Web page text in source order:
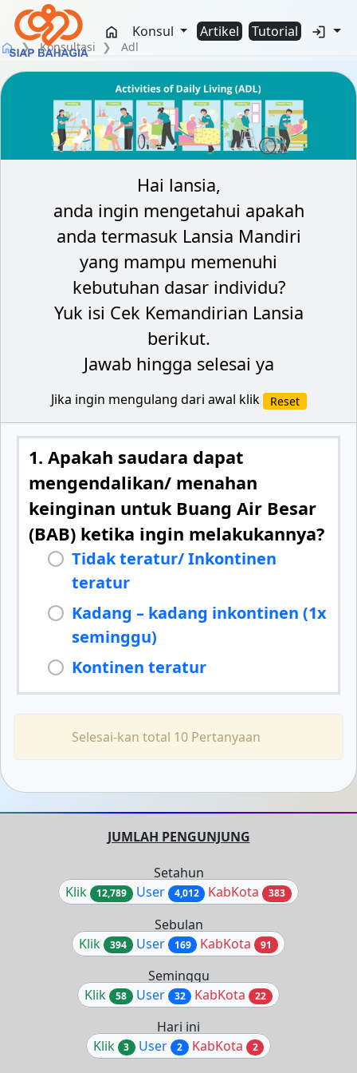
home Konsul Artikel Tutorial login
home Konsultasi Adl
Hai lansia,
anda ingin mengetahui apakah
anda termasuk Lansia Mandiri
yang mampu memenuhi
kebutuhan dasar individu?
Yuk isi Cek Kemandirian Lansia
berikut.
Jawab hingga selesai ya
Jika ingin mengulang dari awal klik Reset
1. Apakah saudara dapat
mengendalikan/ menahan
keinginan untuk Buang Air Besar
(BAB) ketika ingin melakukannya?
Tidak teratur/ Inkontinen
teratur
Kadang – kadang inkontinen (1x
seminggu)
Kontinen teratur
Selesai-kan total 10 Pertanyaan
JUMLAH PENGUNJUNG
Setahun
Klik
12,789 User 4,012 KabKota 383
Sebulan
Klik
394 User 169 KabKota 91
Seminggu
Klik
58 User 32 KabKota 22
Hari ini
Klik
3 User 2 KabKota 2